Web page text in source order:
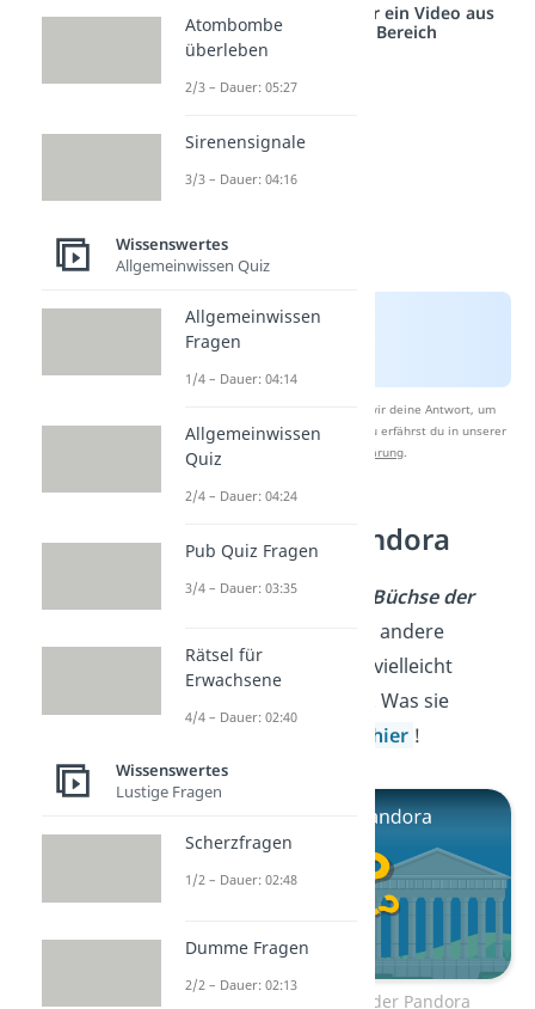
Studyflix vernetzt: Hier ein Video aus
einem anderen Bereich
Nach Beantwortung speichern wir deine Antwort, um
Studyflix zu verbessern. Mehr dazu erfährst du in unserer
Datenschutzerklärung.
Büchse der Pandora
„Damit öffnest du die
Büchse der
! Das ist eine andere
Redewendung, die du vielleicht
schonmal gehört hast. Was sie
hier !
Zum Video: Büchse der Pandora
Atombombe
überleben
2/3 – Dauer: 05:27
Sirenensignale
3/3 – Dauer: 04:16
Wissenswertes
Allgemeinwissen Quiz
Allgemeinwissen
Fragen
1/4 – Dauer: 04:14
Allgemeinwissen
Quiz
2/4 – Dauer: 04:24
Pub Quiz Fragen
3/4 – Dauer: 03:35
Rätsel für
Erwachsene
4/4 – Dauer: 02:40
Wissenswertes
Lustige Fragen
Scherzfragen
1/2 – Dauer: 02:48
Dumme Fragen
2/2 – Dauer: 02:13